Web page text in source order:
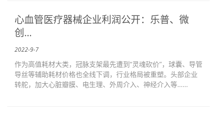
心血管医疗器械企业利润公开：乐普、微
创…
2022-9-7
作为高值耗材大类，冠脉支架最先遭到“灵魂砍价”，球囊、导管
导丝等辅助耗材价格也全线下调，行业格局被重塑。头部企业
转舵，加大心脏瓣膜、电生理、外周介入、神经介入等……